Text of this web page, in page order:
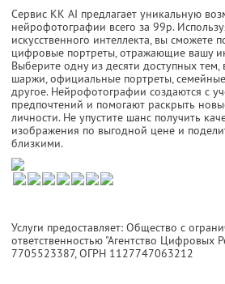
Сервис KK AI предлагает уникальную
нейрофотографии всего за 99р.
искусственного интеллекта, вы сможете
цифровые портреты, отражающие вашу
Выберите одну из десяти доступных
шаржи, официальные портреты,
другое. Нейрофотографии создаются с
предпочтений и помогают раскрыть
личности. Не упустите шанс получить
изображения по выгодной цене и
близкими.
Услуги предоставляет: Общество с
ответственностью "Агентство Цифровых
7705523387, ОГРН 1127747063212